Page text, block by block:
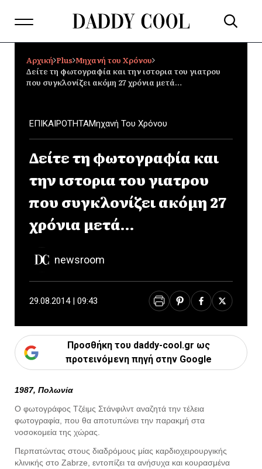
Αρχική Plus Μηχανή του Χρόνου
Δείτε τη φωτογραφία και την ιστορια του γιατρου
που συγκλονίζει ακόμη 27 χρόνια μετά…
ΕΠΙΚΑΙΡΟΤΗΤΑΜηχανή Του Χρόνου
Δείτε τη φωτογραφία και
την ιστορια του γιατρου
που συγκλονίζει ακόμη 27
χρόνια μετά…
newsroom
29.08.2014 | 09:43
Προσθήκη του daddy-cool.gr ως
προτεινόμενη πηγή στην Google
1987, Πολωνία
Ο φωτογράφος Τζέιμς Στάνφιλντ αναζητά την τέλεια
φωτογραφία, που θα αποτυπώνει την παρακμή στα
νοσοκομεία της χώρας.
Περπατώντας στους διαδρόμους μίας καρδιοχειρουργικής
κλινικής στο Zabrze, εντοπίζει τα ανήσυχα και κουρασμένα